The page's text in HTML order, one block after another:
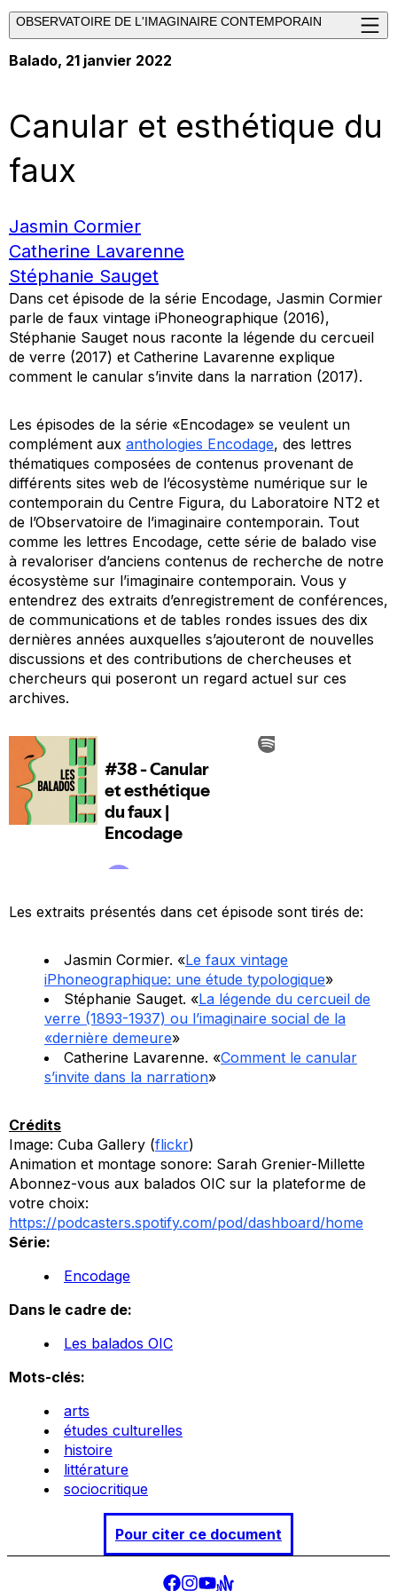
OBSERVATOIRE DE L'IMAGINAIRE CONTEMPORAIN
Balado, 21 janvier 2022
Canular et esthétique du
faux
Jasmin Cormier
Catherine Lavarenne
Stéphanie Sauget
Dans cet épisode de la série Encodage, Jasmin Cormier
parle de faux vintage iPhoneographique (2016),
Stéphanie Sauget nous raconte la légende du cercueil
de verre (2017) et Catherine Lavarenne explique
comment le canular s’invite dans la narration (2017).
Les épisodes de la série «Encodage» se veulent un
complément aux anthologies Encodage, des lettres
thématiques composées de contenus provenant de
différents sites web de l’écosystème numérique sur le
contemporain du Centre Figura, du Laboratoire NT2 et
de l’Observatoire de l’imaginaire contemporain. Tout
comme les lettres Encodage, cette série de balado vise
à revaloriser d’anciens contenus de recherche de notre
écosystème sur l’imaginaire contemporain. Vous y
entendrez des extraits d’enregistrement de conférences,
de communications et de tables rondes issues des dix
dernières années auxquelles s’ajouteront de nouvelles
discussions et des contributions de chercheuses et
chercheurs qui poseront un regard actuel sur ces
archives.
Les extraits présentés dans cet épisode sont tirés de:
Jasmin Cormier. «Le faux vintage
iPhoneographique: une étude typologique»
Stéphanie Sauget. «La légende du cercueil de
verre (1893-1937) ou l’imaginaire social de la
«dernière demeure»
Catherine Lavarenne. «Comment le canular
s’invite dans la narration»
Crédits
Image: Cuba Gallery (flickr)
Animation et montage sonore: Sarah Grenier-Millette
Abonnez-vous aux balados OIC sur la plateforme de
votre choix:
https://podcasters.spotify.com/pod/dashboard/home
Série:
Encodage
Dans le cadre de:
Les balados OIC
Mots-clés:
arts
études culturelles
histoire
littérature
sociocritique
Pour citer ce document